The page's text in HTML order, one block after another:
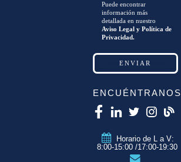
Puede encontrar
información más
detallada en nuestro
Aviso Legal y Política de
Privacidad.
ENCUÉNTRANOS
Horario de L a V:
8:00-15:00 /17:00-19:30